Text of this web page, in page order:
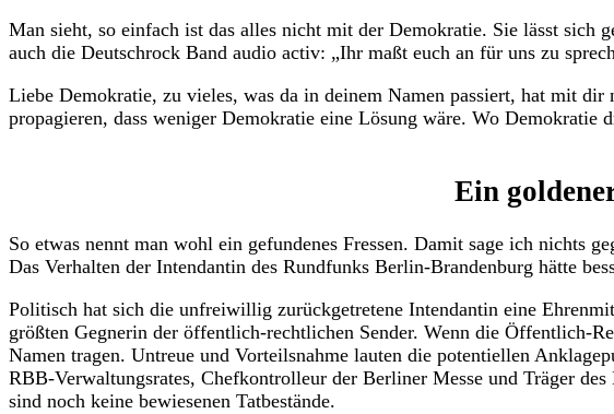
Man sieht, so einfach ist das alles nicht mit der Demokratie. Sie lässt
auch die Deutschrock Band audio activ: „Ihr maßt euch an für uns zu
Liebe Demokratie, zu vieles, was da in deinem Namen passiert, hat mit
propagieren, dass weniger Demokratie eine Lösung wäre. Wo Demokratie
Ein
So etwas nennt man wohl ein gefundenes Fressen. Damit sage ich nichts
Das Verhalten der Intendantin des Rundfunks Berlin-Brandenburg hätte
Politisch hat sich die unfreiwillig zurückgetretene Intendantin eine
größten Gegnerin der öffentlich-rechtlichen Sender. Wenn die Öffentlich-
Namen tragen. Untreue und Vorteilsnahme lauten die potentiellen
RBB-Verwaltungsrates, Chefkontrolleur der Berliner Messe und Träger
sind noch keine bewiesenen Tatbestände.